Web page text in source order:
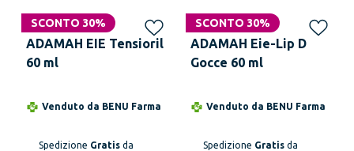
SCONTO 30%
ADAMAH EIE Tensioril
60 ml
Venduto da BENU Farma
Spedizione Gratis da
SCONTO 30%
ADAMAH Eie-Lip D
Gocce 60 ml
Venduto da BENU Farma
Spedizione Gratis da